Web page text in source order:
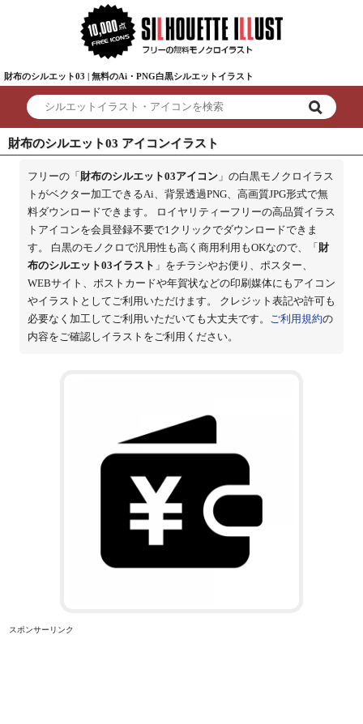
財布のシルエット03 | 無料のAi・PNG白黒シルエットイラスト
財布のシルエット03 アイコンイラスト
フリーの「 財布のシルエット03アイコン」の白黒モノクロイラス
トがベクター加工できるAi、背景透過PNG、高画質JPG形式で無
料ダウンロードできます。 ロイヤリティーフリーの高品質イラス
トアイコンを会員登録不要で1クリックでダウンロードできま
す。 白黒のモノクロで汎用性も高く商用利用もOKなので、「 財
布のシルエット03イラスト 」をチラシやお便り、ポスター、
WEBサイト、ポストカードや年賀状などの印刷媒体にもアイコン
やイラストとしてご利用いただけます。 クレジット表記や許可も
必要なく加工してご利用いただいても大丈夫です。 ご利用規約の
内容をご確認しイラストをご利用ください。
スポンサーリンク